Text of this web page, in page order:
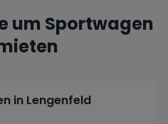
um Sportwagen
in Lengenfeld